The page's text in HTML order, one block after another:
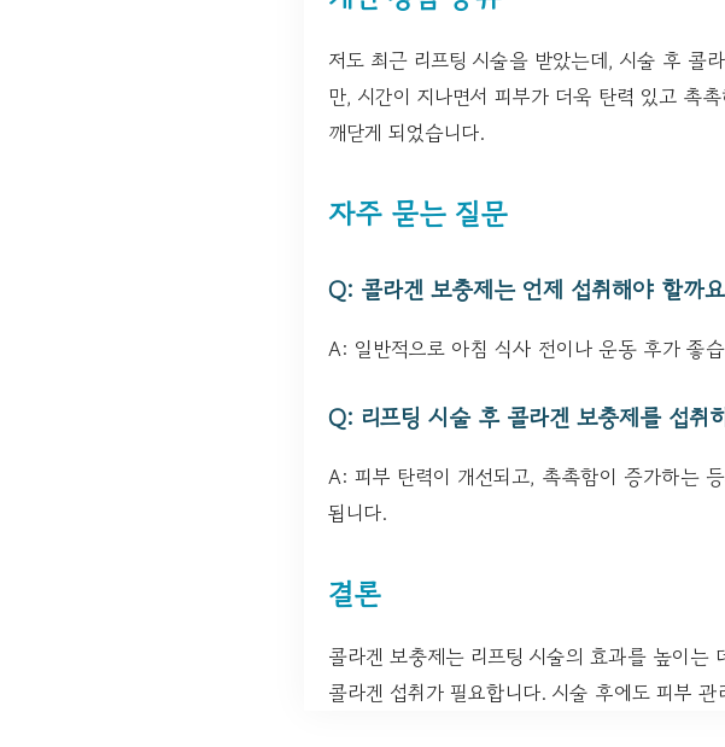
저도 최근 리프팅 시술을 받았는데, 시술 후 콜
만, 시간이 지나면서 피부가 더욱 탄력 있고 촉
깨닫게 되었습니다.
자주 묻는 질문
Q: 콜라겐 보충제는 언제 섭취해야 할까
A: 일반적으로 아침 식사 전이나 운동 후가 좋
Q: 리프팅 시술 후 콜라겐 보충제를 섭취
A: 피부 탄력이 개선되고, 촉촉함이 증가하는
됩니다.
결론
콜라겐 보충제는 리프팅 시술의 효과를 높이는
콜라겐 섭취가 필요합니다. 시술 후에도 피부